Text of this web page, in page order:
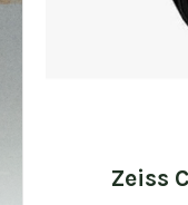
Zeiss